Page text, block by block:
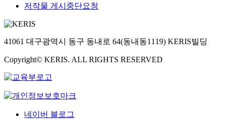
저작물 게시중단요청
41061 대구광역시 동구 동내로 64(동내동1119) KERIS빌딩
Copyright© KERIS. ALL RIGHTS RESERVED
네이버 블로그